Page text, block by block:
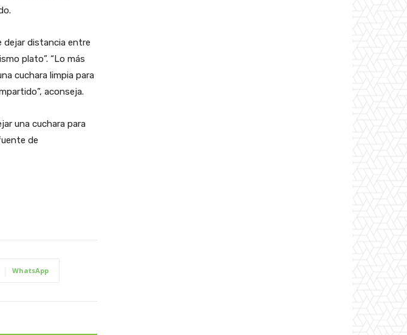
dejar distancia entre
plato”. “Lo más
cuchara limpia para
aconseja.
una cuchara para
de
WhatsApp